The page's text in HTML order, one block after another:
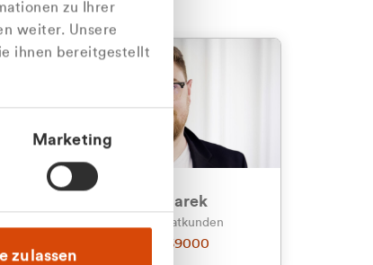
zu Ihrer
weiter. Unsere
ihnen bereitgestellt
Marketing
zulassen
Julian Marek
Vertrieb - Privatkunden
0216 237 69000